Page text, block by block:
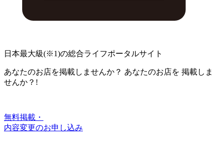
日本最大級(※1)の総合ライフポータルサイト
あなたのお店を掲載しませんか？ あなたのお店を 掲載しま
せんか？!
無料掲載・
内容変更のお申し込み